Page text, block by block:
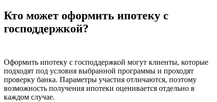
Кто может оформить ипотеку с
господдержкой?
Оформить ипотеку с господдержкой могут клиенты, которые
подходят под условия выбранной программы и проходят
проверку банка. Параметры участия отличаются, поэтому
возможность получения ипотеки оценивается отдельно в
каждом случае.